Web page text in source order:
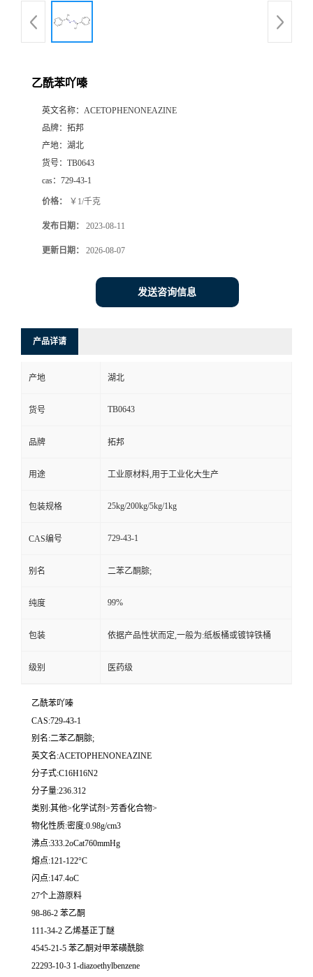
乙酰苯吖嗪
英文名称： ACETOPHENONEAZINE
品牌： 拓邦
产地： 湖北
货号： TB0643
cas： 729-43-1
价格： ￥1/千克
发布日期： 2023-08-11
更新日期： 2026-08-07
发送咨询信息
产品详请
产地 湖北
货号 TB0643
品牌 拓邦
用途 工业原材料,用于工业化大生产
包装规格 25kg/200kg/5kg/1kg
CAS编号 729-43-1
别名 二苯乙酮腙;
纯度 99%
包装 依据产品性状而定,一般为:纸板桶或镀锌铁桶
级别 医药级
乙酰苯吖嗪
CAS:729-43-1
别名:二苯乙酮腙;
英文名:ACETOPHENONEAZINE
分子式:C16H16N2
分子量:236.312
类别:其他>化学试剂>芳香化合物>
物化性质:密度:0.98g/cm3
沸点:333.2oCat760mmHg
熔点:121-122°C
闪点:147.4oC
27个上游原料
98-86-2 苯乙酮
111-34-2 乙烯基正丁醚
4545-21-5 苯乙酮对甲苯磺酰腙
22293-10-3 1-diazoethylbenzene